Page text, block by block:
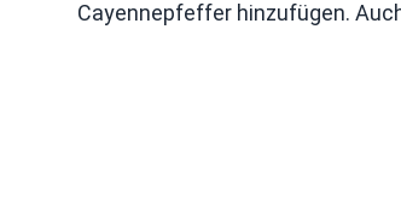
Cayennepfeffer hinzufügen.